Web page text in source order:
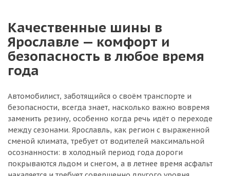
Качественные шины в
Ярославле — комфорт и
безопасность в любое время
года
Автомобилист, заботящийся о своём транспорте и
безопасности, всегда знает, насколько важно вовремя
заменить резину, особенно когда речь идёт о переходе
между сезонами. Ярославль, как регион с выраженной
сменой климата, требует от водителей максимальной
осознанности: в холодный период года дороги
покрываются льдом и снегом, а в летнее время асфальт